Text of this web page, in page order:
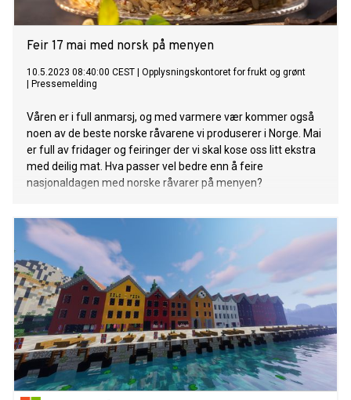
Feir 17 mai med norsk på menyen
10.5.2023 08:40:00 CEST
Opplysningskontoret for frukt og grønt
Pressemelding
Våren er i full anmarsj, og med varmere vær kommer også
noen av de beste norske råvarene vi produserer i Norge. Mai
er full av fridager og feiringer der vi skal kose oss litt ekstra
med deilig mat. Hva passer vel bedre enn å feire
nasjonaldagen med norske råvarer på menyen?